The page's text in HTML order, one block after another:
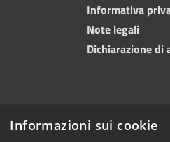
Informativa
Note legali
Dichiarazione di
Informazioni sui cookie